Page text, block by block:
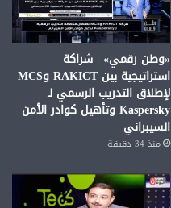
«وطن رقمي» | شراكة
استراتيجية بين RAKICT وMCS
لإطلاق التدريب الرسمي لـ
Kaspersky وتأهيل كوادر الأمن
السيبراني
منذ 34 دقيقة